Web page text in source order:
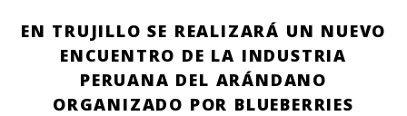
EN TRUJILLO SE REALIZARÁ UN NUEVO
ENCUENTRO DE LA INDUSTRIA
PERUANA DEL ARÁNDANO
ORGANIZADO POR BLUEBERRIES